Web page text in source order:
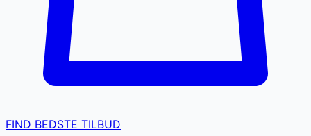
FIND BEDSTE TILBUD